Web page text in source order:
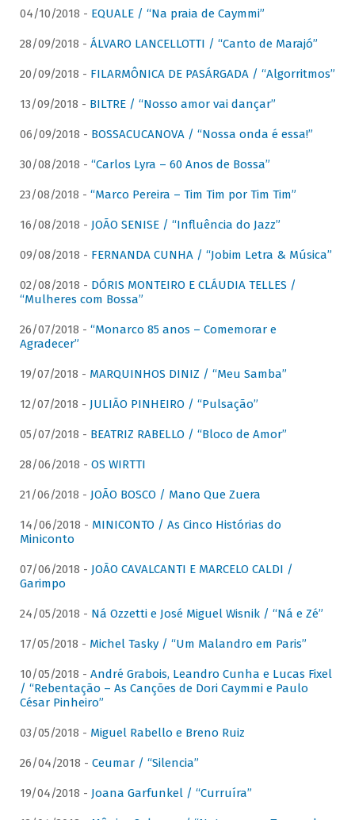
04/10/2018 - EQUALE / “Na praia de Caymmi”
28/09/2018 - ÁLVARO LANCELLOTTI / “Canto de Marajó”
20/09/2018 - FILARMÔNICA DE PASÁRGADA / “Algorritmos”
13/09/2018 - BILTRE / “Nosso amor vai dançar”
06/09/2018 - BOSSACUCANOVA / “Nossa onda é essa!”
30/08/2018 - “Carlos Lyra – 60 Anos de Bossa”
23/08/2018 - “Marco Pereira – Tim Tim por Tim Tim”
16/08/2018 - JOÃO SENISE / “Influência do Jazz”
09/08/2018 - FERNANDA CUNHA / “Jobim Letra & Música”
02/08/2018 - DÓRIS MONTEIRO E CLÁUDIA TELLES /
“Mulheres com Bossa”
26/07/2018 - “Monarco 85 anos – Comemorar e
Agradecer”
19/07/2018 - MARQUINHOS DINIZ / “Meu Samba”
12/07/2018 - JULIÃO PINHEIRO / “Pulsação”
05/07/2018 - BEATRIZ RABELLO / “Bloco de Amor”
28/06/2018 - OS WIRTTI
21/06/2018 - JOÃO BOSCO / Mano Que Zuera
14/06/2018 - MINICONTO / As Cinco Histórias do
Miniconto
07/06/2018 - JOÃO CAVALCANTI E MARCELO CALDI /
Garimpo
24/05/2018 - Ná Ozzetti e José Miguel Wisnik / “Ná e Zé”
17/05/2018 - Michel Tasky / “Um Malandro em Paris”
10/05/2018 - André Grabois, Leandro Cunha e Lucas Fixel
/ “Rebentação – As Canções de Dori Caymmi e Paulo
César Pinheiro”
03/05/2018 - Miguel Rabello e Breno Ruiz
26/04/2018 - Ceumar / “Silencia”
19/04/2018 - Joana Garfunkel / “Curruíra”